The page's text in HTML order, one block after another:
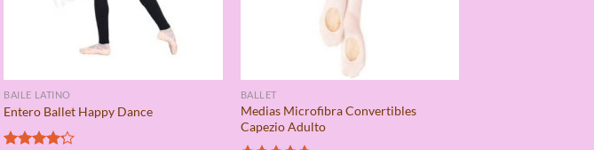
BAILE LATINO
Entero Ballet Happy Dance
BALLET
Medias Microfibra Convertibles
Capezio Adulto